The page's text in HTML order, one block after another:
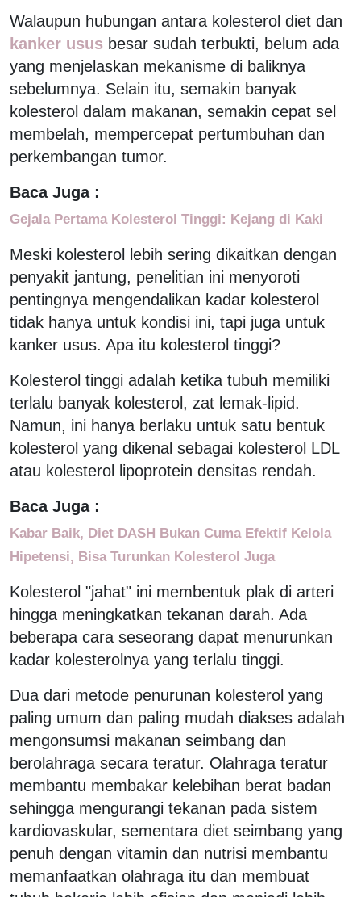
Walaupun hubungan antara kolesterol diet dan
kanker usus besar sudah terbukti, belum ada
yang menjelaskan mekanisme di baliknya
sebelumnya. Selain itu, semakin banyak
kolesterol dalam makanan, semakin cepat sel
membelah, mempercepat pertumbuhan dan
perkembangan tumor.
Baca Juga :
Gejala Pertama Kolesterol Tinggi: Kejang di Kaki
Meski kolesterol lebih sering dikaitkan dengan
penyakit jantung, penelitian ini menyoroti
pentingnya mengendalikan kadar kolesterol
tidak hanya untuk kondisi ini, tapi juga untuk
kanker usus. Apa itu kolesterol tinggi?
Kolesterol tinggi adalah ketika tubuh memiliki
terlalu banyak kolesterol, zat lemak-lipid.
Namun, ini hanya berlaku untuk satu bentuk
kolesterol yang dikenal sebagai kolesterol LDL
atau kolesterol lipoprotein densitas rendah.
Baca Juga :
Kabar Baik, Diet DASH Bukan Cuma Efektif Kelola
Hipetensi, Bisa Turunkan Kolesterol Juga
Kolesterol "jahat" ini membentuk plak di arteri
hingga meningkatkan tekanan darah. Ada
beberapa cara seseorang dapat menurunkan
kadar kolesterolnya yang terlalu tinggi.
Dua dari metode penurunan kolesterol yang
paling umum dan paling mudah diakses adalah
mengonsumsi makanan seimbang dan
berolahraga secara teratur. Olahraga teratur
membantu membakar kelebihan berat badan
sehingga mengurangi tekanan pada sistem
kardiovaskular, sementara diet seimbang yang
penuh dengan vitamin dan nutrisi membantu
memanfaatkan olahraga itu dan membuat